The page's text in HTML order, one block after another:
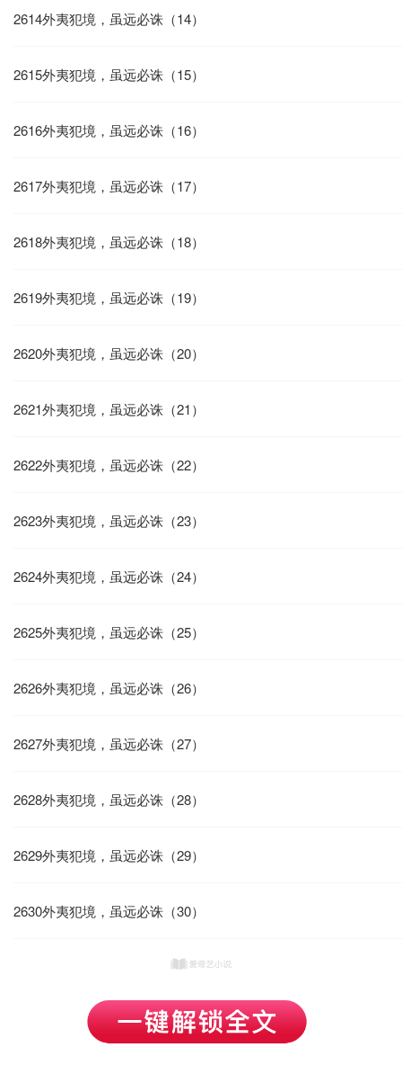
2614外夷犯境，虽远必诛（14）
2615外夷犯境，虽远必诛（15）
2616外夷犯境，虽远必诛（16）
2617外夷犯境，虽远必诛（17）
2618外夷犯境，虽远必诛（18）
2619外夷犯境，虽远必诛（19）
2620外夷犯境，虽远必诛（20）
2621外夷犯境，虽远必诛（21）
2622外夷犯境，虽远必诛（22）
2623外夷犯境，虽远必诛（23）
2624外夷犯境，虽远必诛（24）
2625外夷犯境，虽远必诛（25）
2626外夷犯境，虽远必诛（26）
2627外夷犯境，虽远必诛（27）
2628外夷犯境，虽远必诛（28）
2629外夷犯境，虽远必诛（29）
2630外夷犯境，虽远必诛（30）